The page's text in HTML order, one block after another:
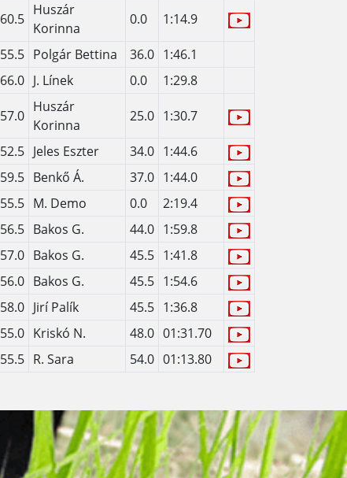
60.5
Huszár
Korinna
0.0 1:14.9
55.5 Polgár Bettina 36.0 1:46.1
66.0 J. Línek 0.0 1:29.8
57.0
Huszár
Korinna
25.0 1:30.7
52.5 Jeles Eszter 34.0 1:44.6
59.5 Benkő Á. 37.0 1:44.0
55.5 M. Demo 0.0
2:19.4
56.5 Bakos G. 44.0 1:59.8
57.0 Bakos G. 45.5 1:41.8
56.0 Bakos G. 45.5 1:54.6
58.0 Jirí Palík 45.5 1:36.8
55.0 Kriskó N. 48.0 01:31.70
55.5 R. Sara 54.0 01:13.80